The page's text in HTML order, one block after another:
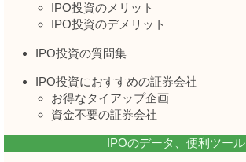
IPO投資のメリット
IPO投資のデメリット
IPO投資の質問集
IPO投資におすすめの証券会社
お得なタイアップ企画
資金不要の証券会社
IPOのデータ、便利ツール